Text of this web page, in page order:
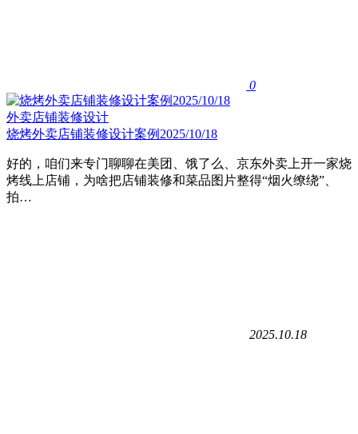
0
外卖店铺装修设计
烧烤外卖店铺装修设计案例2025/10/18
好的，咱们来专门聊聊在美团、饿了么、京东外卖上开一家烧
烤线上店铺，为啥把店铺装修和菜品图片整得“烟火缭绕”、
拍…
2025.10.18